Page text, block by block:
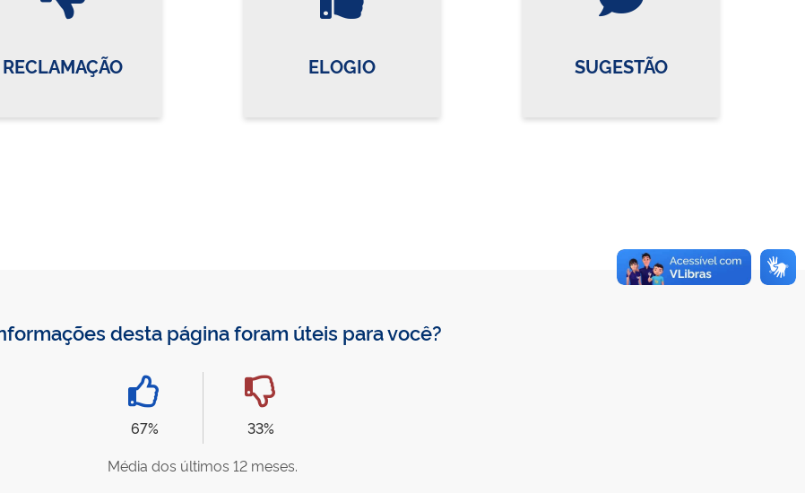
RECLAMAÇÃO ELOGIO SUGESTÃO
desta página foram úteis para você?
67%
33%
Média dos últimos 12 meses.